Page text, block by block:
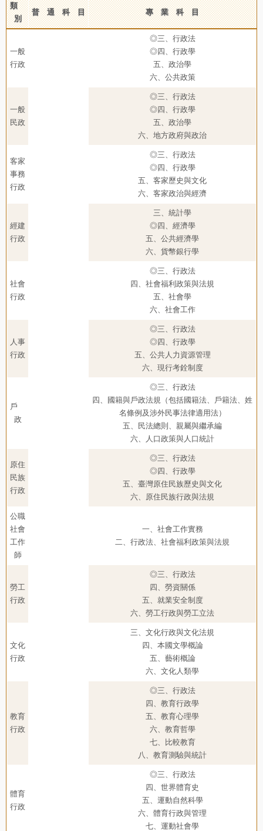
類
別
普 通 科 目 專 業 科 目
一般
行政
◎三、行政法
◎四、行政學
五、政治學
六、公共政策
一般
民政
◎三、行政法
◎四、行政學
五、政治學
六、地方政府與政治
客家
事務
行政
◎三、行政法
◎四、行政學
五、客家歷史與文化
六、客家政治與經濟
經建
行政
三、統計學
◎四、經濟學
五、公共經濟學
六、貨幣銀行學
社會
行政
◎三、行政法
四、社會福利政策與法規
五、社會學
六、社會工作
人事
行政
◎三、行政法
◎四、行政學
五、公共人力資源管理
六、現行考銓制度
戶
政
◎三、行政法
四、國籍與戶政法規（包括國籍法、戶籍法、姓
名條例及涉外民事法律適用法）
五、民法總則、親屬與繼承編
六、人口政策與人口統計
原住
民族
行政
◎三、行政法
◎四、行政學
五、臺灣原住民族歷史與文化
六、原住民族行政與法規
公職
社會
工作
師
一、社會工作實務
二、行政法、社會福利政策與法規
勞工
行政
◎三、行政法
四、勞資關係
五、就業安全制度
六、勞工行政與勞工立法
文化
行政
三、文化行政與文化法規
四、本國文學概論
五、藝術概論
六、文化人類學
教育
行政
◎三、行政法
四、教育行政學
五、教育心理學
六、教育哲學
七、比較教育
八、教育測驗與統計
體育
行政
◎三、行政法
四、世界體育史
五、運動自然科學
六、體育行政與管理
七、運動社會學